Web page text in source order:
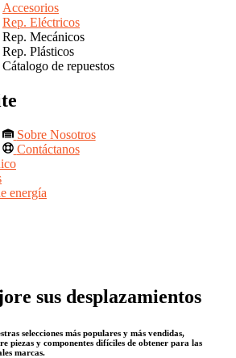
Accesorios
Rep. Eléctricos
Rep. Mecánicos
Rep. Plásticos
Cátalogo de repuestos
Sobre Nosotros
Contáctanos
energía
sus desplazamientos
selecciones más populares y más vendidas,
piezas y componentes difíciles de obtener para las
marcas.